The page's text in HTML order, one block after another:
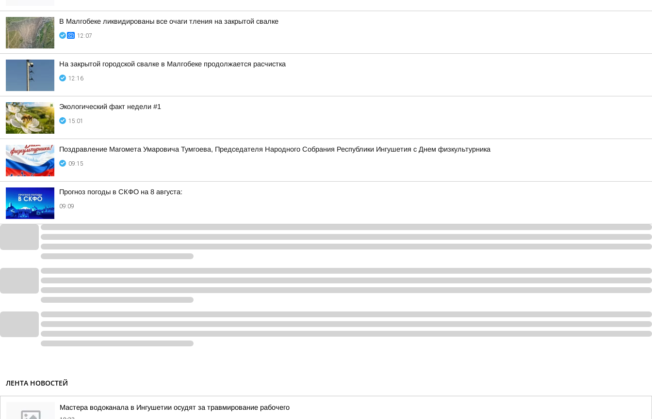
В Малгобеке ликвидированы все очаги тления на закрытой свалке
12:07
На закрытой городской свалке в Малгобеке продолжается расчистка
12:16
Экологический факт недели #1
15:01
Поздравление Магомета Умаровича Тумгоева, Председателя Народного Собрания Республики Ингушетия с Днем физкультурника
09:15
Прогноз погоды в СКФО на 8 августа:
09:09
ЛЕНТА НОВОСТЕЙ
Мастера водоканала в Ингушетии осудят за травмирование рабочего